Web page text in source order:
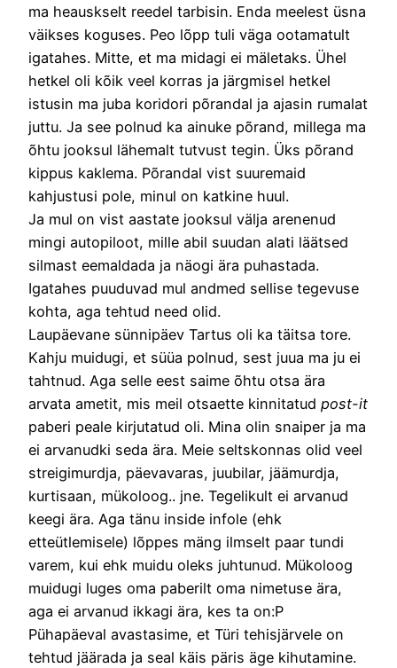
ma heauskselt reedel tarbisin. Enda meelest üsna
väikses koguses. Peo lõpp tuli väga ootamatult
igatahes. Mitte, et ma midagi ei mäletaks. Ühel
hetkel oli kõik veel korras ja järgmisel hetkel
istusin ma juba koridori põrandal ja ajasin rumalat
juttu. Ja see polnud ka ainuke põrand, millega ma
õhtu jooksul lähemalt tutvust tegin. Üks põrand
kippus kaklema. Põrandal vist suuremaid
kahjustusi pole, minul on katkine huul.
Ja mul on vist aastate jooksul välja arenenud
mingi autopiloot, mille abil suudan alati läätsed
silmast eemaldada ja näogi ära puhastada.
Igatahes puuduvad mul andmed sellise tegevuse
kohta, aga tehtud need olid.
Laupäevane sünnipäev Tartus oli ka täitsa tore.
Kahju muidugi, et süüa polnud, sest juua ma ju ei
tahtnud. Aga selle eest saime õhtu otsa ära
arvata ametit, mis meil otsaette kinnitatud post-it
paberi peale kirjutatud oli. Mina olin snaiper ja ma
ei arvanudki seda ära. Meie seltskonnas olid veel
streigimurdja, päevavaras, juubilar, jäämurdja,
kurtisaan, mükoloog.. jne. Tegelikult ei arvanud
keegi ära. Aga tänu inside infole (ehk
etteütlemisele) lõppes mäng ilmselt paar tundi
varem, kui ehk muidu oleks juhtunud. Mükoloog
muidugi luges oma paberilt oma nimetuse ära,
aga ei arvanud ikkagi ära, kes ta on:P
Pühapäeval avastasime, et Türi tehisjärvele on
tehtud jäärada ja seal käis päris äge kihutamine.